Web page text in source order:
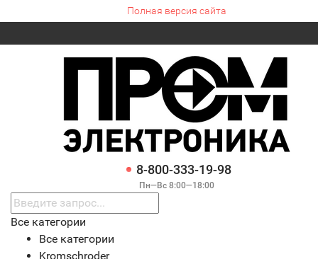
Полная версия сайта
8-800-333-19-98
Пн—Вс 8:00—18:00
Все категории
Все категории
Kromschroder